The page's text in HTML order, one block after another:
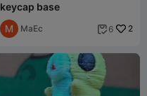
keycap base
МаЕс  6 2